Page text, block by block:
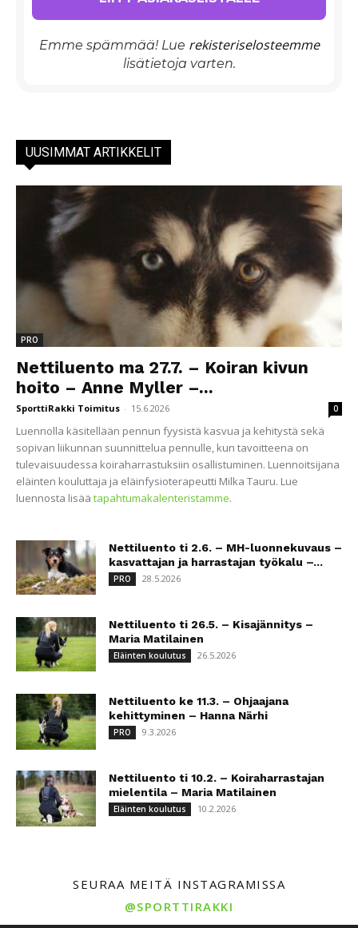
Emme spämmää! Lue rekisteriselosteemme
lisätietoja varten.
UUSIMMAT ARTIKKELIT
PRO
Nettiluento ma 27.7. – Koiran kivun
hoito – Anne Myller –...
SporttiRakki Toimitus - 15.6.2026 0
Luennolla käsitellään pennun fyysistä kasvua ja kehitystä sekä
sopivan liikunnan suunnittelua pennulle, kun tavoitteena on
tulevaisuudessa koiraharrastuksiin osallistuminen. Luennoitsijana
eläinten kouluttaja ja eläinfysioterapeutti Milka Tauru. Lue
luennosta lisää tapahtumakalenteristamme.
Nettiluento ti 2.6. – MH-luonnekuvaus –
kasvattajan ja harrastajan työkalu –...
PRO 28.5.2026
Nettiluento ti 26.5. – Kisajännitys –
Maria Matilainen
Eläinten koulutus 26.5.2026
Nettiluento ke 11.3. – Ohjaajana
kehittyminen – Hanna Närhi
PRO 9.3.2026
Nettiluento ti 10.2. – Koiraharrastajan
mielentila – Maria Matilainen
Eläinten koulutus 10.2.2026
SEURAA MEITÄ INSTAGRAMISSA
@SPORTTIRAKKI